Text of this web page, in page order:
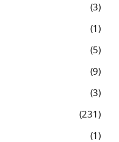
3
1
5
9
3
231
1